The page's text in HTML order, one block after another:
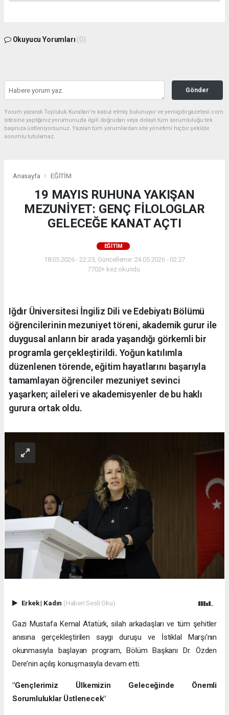
Okuyucu Yorumları (0)
Gönder
Yorum yazarak Topluluk Kuralları’nı kabul etmiş bulunuyor ve yeniigdirgazetesi.com
sitesine yaptığınız yorumunuzla ilgili doğrudan veya dolaylı tüm sorumluluğu tek
başınıza üstleniyorsunuz. Yazılan tüm yorumlardan site yönetimi hiçbir şekilde
sorumlu tutulamaz.
Anasayfa EĞİTİM
19 MAYIS RUHUNA YAKIŞAN
MEZUNİYET: GENÇ FİLOLOGLAR
GELECEĞE KANAT AÇTI
EĞİTİM
18.05.2026 - 22:23, Güncelleme: 24.05.2026 - 02:27
7702+ kez okundu.
Iğdır Üniversitesi İngiliz Dili ve Edebiyatı Bölümü
öğrencilerinin mezuniyet töreni, akademik gurur ile
duygusal anların bir arada yaşandığı görkemli bir
programla gerçekleştirildi. Yoğun katılımla
düzenlenen törende, eğitim hayatlarını başarıyla
tamamlayan öğrenciler mezuniyet sevinci
yaşarken; aileleri ve akademisyenler de bu haklı
gurura ortak oldu.
Erkek| Kadın (Haberi Sesli Oku)
Gazi Mustafa Kemal Atatürk, silah arkadaşları ve tüm şehitler
anısına gerçekleştirilen saygı duruşu ve İstiklal Marşı'nın
okunmasıyla başlayan program, Bölüm Başkanı Dr. Özden
Dere’nin açılış konuşmasıyla devam etti.
"Gençlerimiz Ülkemizin Geleceğinde Önemli
Sorumluluklar Üstlenecek"